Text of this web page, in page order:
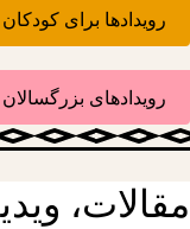
رویدادها برای کودکان
رویدادهای بزرگسالان
مقالات،